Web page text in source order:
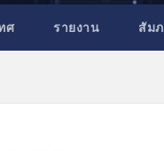
ศ รายงาน สัม